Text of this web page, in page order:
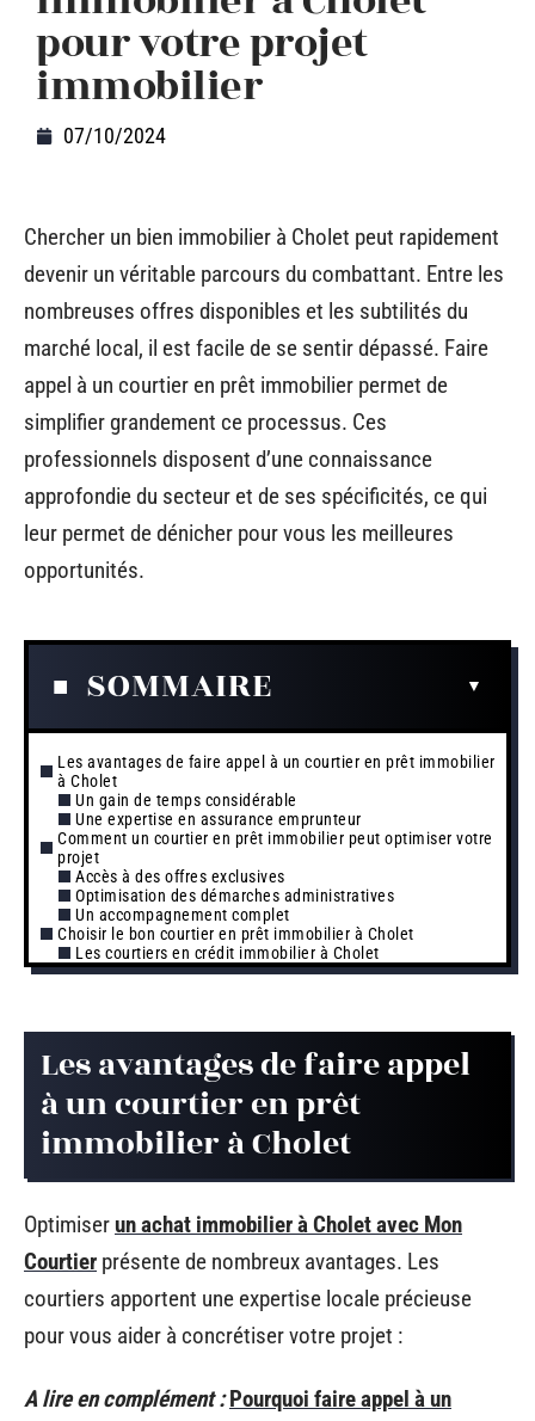
pour votre projet
immobilier
07/10/2024
Chercher un bien immobilier à Cholet peut rapidement
devenir un véritable parcours du combattant. Entre les
nombreuses offres disponibles et les subtilités du
marché local, il est facile de se sentir dépassé. Faire
appel à un courtier en prêt immobilier permet de
simplifier grandement ce processus. Ces
professionnels disposent d’une connaissance
approfondie du secteur et de ses spécificités, ce qui
leur permet de dénicher pour vous les meilleures
opportunités.
SOMMAIRE
Les avantages de faire appel à un courtier en prêt immobilier
à Cholet
Un gain de temps considérable
Une expertise en assurance emprunteur
Comment un courtier en prêt immobilier peut optimiser votre
projet
Accès à des offres exclusives
Optimisation des démarches administratives
Un accompagnement complet
Choisir le bon courtier en prêt immobilier à Cholet
Les courtiers en crédit immobilier à Cholet
Les avantages de faire appel
à un courtier en prêt
immobilier à Cholet
Optimiser un achat immobilier à Cholet avec Mon
Courtier présente de nombreux avantages. Les
courtiers apportent une expertise locale précieuse
pour vous aider à concrétiser votre projet :
A lire en complément : Pourquoi faire appel à un